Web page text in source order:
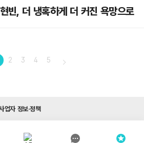
빈, 더 냉혹하게 더 커진 욕망으로
2 3 4 5
업자 정보·정책